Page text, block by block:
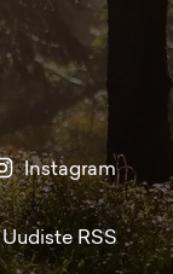
Instagram
Uudiste RSS